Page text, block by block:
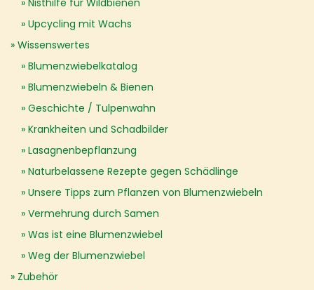
Nisthilfe für Wildbienen
Upcycling mit Wachs
Wissenswertes
Blumenzwiebelkatalog
Blumenzwiebeln & Bienen
Geschichte / Tulpenwahn
Krankheiten und Schadbilder
Lasagnenbepflanzung
Naturbelassene Rezepte gegen Schädlinge
Unsere Tipps zum Pflanzen von Blumenzwiebeln
Vermehrung durch Samen
Was ist eine Blumenzwiebel
Weg der Blumenzwiebel
Zubehör